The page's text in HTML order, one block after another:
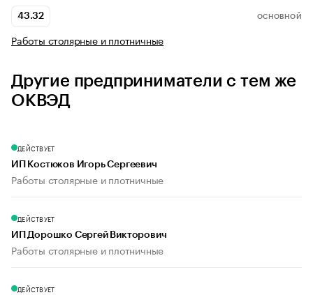
43.32 ОСНОВНОЙ
Работы столярные и плотничные
Другие предприниматели с тем же
ОКВЭД
ДЕЙСТВУЕТ
ИП Костюков Игорь Сергеевич
Работы столярные и плотничные
ДЕЙСТВУЕТ
ИП Дорошко Сергей Викторович
Работы столярные и плотничные
ДЕЙСТВУЕТ